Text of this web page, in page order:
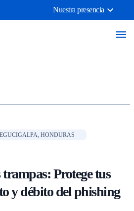
Nuestra presencia
HONDURAS
Protege tus
y débito del phishing